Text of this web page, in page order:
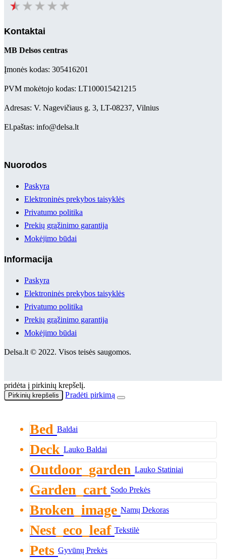
Kontaktai
MB Delsos centras
Įmonės kodas: 305416201
PVM mokėtojo kodas: LT100015421215
Adresas: V. Nagevičiaus g. 3, LT-08237, Vilnius
El.paštas: info@delsa.lt
Nuorodos
Paskyra
Elektroninės prekybos taisyklės
Privatumo politika
Prekių grąžinimo garantija
Mokėjimo būdai
Informacija
Paskyra
Elektroninės prekybos taisyklės
Privatumo politika
Prekių grąžinimo garantija
Mokėjimo būdai
Delsa.lt © 2022. Visos teisės saugomos.
pridėta į pirkinių krepšelį.
Pirkinių krepšelis Pradėti pirkimą
Bed Baldai
Deck Lauko Baldai
Outdoor_garden Lauko Statiniai
Garden_cart Sodo Prekės
Broken_image Namų Dekoras
Nest_eco_leaf Tekstilė
Pets Gyvūnų Prekės